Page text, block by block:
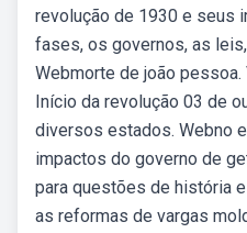
revolução de 1930 e seus
fases, os governos, as
Webmorte de joão
Início da revolução 03 de
diversos estados. Webno
impactos do governo de
para questões de história
as reformas de vargas